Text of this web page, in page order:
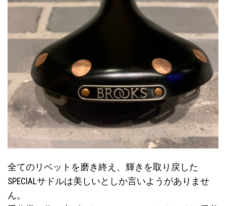
全てのリベットを磨き終え、輝きを取り戻した
SPECIALサドルは美しいとしか言いようがありませ
ん。